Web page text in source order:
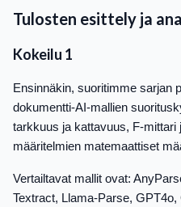
Tulosten esittely ja
Kokeilu 1
Ensinnäkin, suoritimme sarjan
dokumentti-AI-mallien
tarkkuus ja kattavuus, F-mittari
määritelmien matemaattiset
Vertailtavat mallit ovat:
Textract, Llama-Parse,